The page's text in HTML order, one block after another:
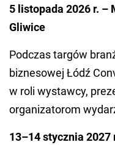
5 listopada 2026 r. –
Gliwice
Podczas targów
biznesowej Łódź
w roli wystawcy,
organizatorom
13–14 stycznia 2027